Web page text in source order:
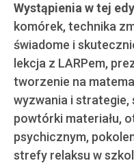
Wystąpienia w tej
komórek, technika
świadome i
lekcja z LARPem,
tworzenie na
wyzwania i strategie,
powtórki materiału,
psychicznym,
strefy relaksu w